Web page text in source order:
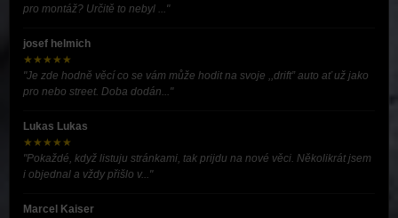
pro montáž? Určitě to nebyl ..."
josef helmich
★★★★★
"Je zde hodně věcí co se vám může hodit na svoje ,,drift” auto ať už jako
pro nebo street. Doba dodán..."
Lukas Lukas
★★★★★
"Pokaždé, když listuju stránkami, tak prijdu na nové věci. Několikrát jsem
i objednal a vždy přišlo v..."
Marcel Kaiser